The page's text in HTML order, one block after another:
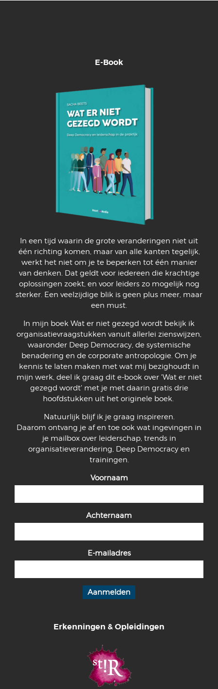
E-Book
In een tijd waarin de grote veranderingen niet uit
één richting komen, maar van alle kanten tegelijk,
werkt het niet om je te beperken tot één manier
van denken. Dat geldt voor iedereen die krachtige
oplossingen zoekt, en voor leiders zo mogelijk nog
sterker. Een veelzijdige blik is geen plus meer, maar
een must.
In mijn boek Wat er niet gezegd wordt bekijk ik
organisatievraagstukken vanuit allerlei zienswijzen,
waaronder Deep Democracy, de systemische
benadering en de corporate antropologie. Om je
kennis te laten maken met wat mij bezighoudt in
mijn werk, deel ik graag dit e-book over 'Wat er niet
gezegd wordt' met je met daarin gratis drie
hoofdstukken uit het originele boek.
Natuurlijk blijf ik je graag inspireren.
Daarom ontvang je af en toe ook wat ingevingen in
je mailbox over leiderschap, trends in
organisatieverandering, Deep Democracy en
trainingen.
Voornaam
Achternaam
E-mailadres
Erkenningen & Opleidingen